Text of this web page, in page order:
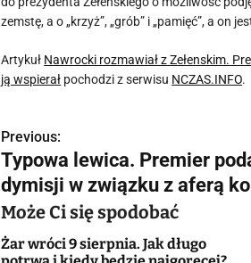
zemstę, a o „krzyż”, „grób” i „pamięć”, a on
Artykuł Nawrocki rozmawiał z Zełenskim.
ją wspierał pochodzi z serwisu NCZAS.INFO.
N
a
w
i
Previous:
Typowa lewica. Premier
dymisji w związku z aferą
Może Ci się spodobać
Żar wróci 9 sierpnia. Jak długo